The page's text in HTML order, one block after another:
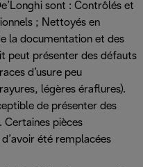
sont : Contrôlés et
; Nettoyés en
la documentation et des
peut présenter des défauts
d’usure peu
légères éraflures).
de présenter des
Certaines pièces
été remplacées